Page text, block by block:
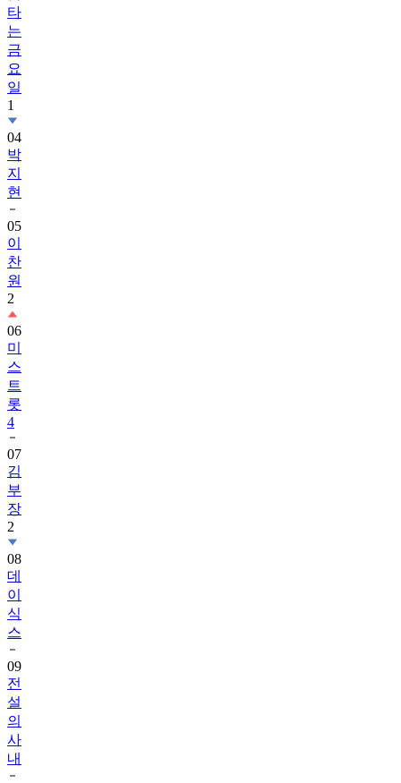
타
는
금
요
일
1
04
박
지
현
05
이
찬
원
2
06
미
스
트
롯
4
07
김
부
장
2
08
데
이
식
스
09
전
설
의
사
내